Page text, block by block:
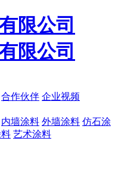
合作伙伴 企业视频
内墙涂料 外墙涂料 仿石涂
艺术涂料